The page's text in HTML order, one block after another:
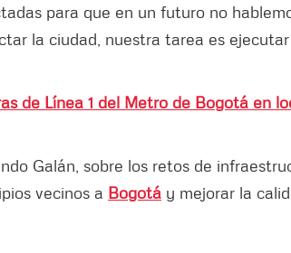
para que en un futuro no
la ciudad, nuestra tarea es
de Línea 1 del Metro de Bogotá en
Galán, sobre los retos de
vecinos a Bogotá y mejorar la